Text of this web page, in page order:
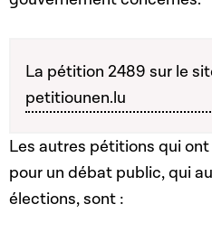
La pétition 2489 sur le
petitiounen.lu
Les autres pétitions qui
pour un débat public, qui
élections, sont :